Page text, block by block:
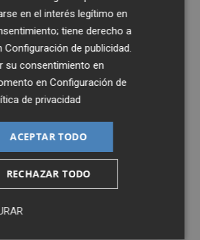
en el interés legítimo en
tiene derecho a
Configuración de publicidad
su consentimiento en
enConfiguración de
de privacidad
ACEPTAR TODO
RECHAZAR TODO